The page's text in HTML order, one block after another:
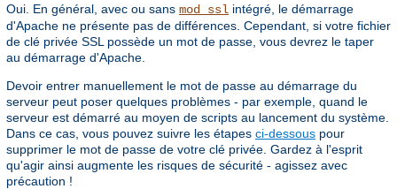
Oui. En général, avec ou sans mod_ssl intégré, le démarrage
d'Apache ne présente pas de différences. Cependant, si votre fichier
de clé privée SSL possède un mot de passe, vous devrez le taper
au démarrage d'Apache.
Devoir entrer manuellement le mot de passe au démarrage du
serveur peut poser quelques problèmes - par exemple, quand le
serveur est démarré au moyen de scripts au lancement du système.
Dans ce cas, vous pouvez suivre les étapes ci-dessous pour
supprimer le mot de passe de votre clé privée. Gardez à l'esprit
qu'agir ainsi augmente les risques de sécurité - agissez avec
précaution !